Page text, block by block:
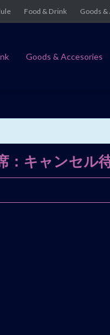
Food & Drink Goods
Goods & Accesories
：キャンセル